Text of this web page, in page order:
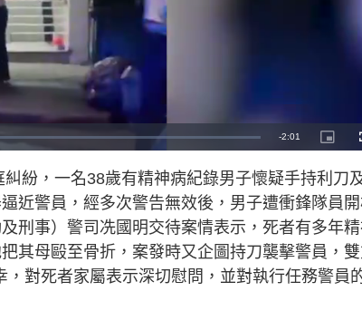
R
i
n
-2:01
P
i
r
e
i
n
-
t
u
r
紛，一名38歲有精神病紀錄男子懷疑手持利刀
近警員，經多次警告無效後，男子遭衝鋒隊員
刑事）警司冼國明交待案情表示，死者有多年
其母毆至骨折，案發時又企圖持刀襲擊警員，
對死者家屬表示深切慰問，並對執行任務警員